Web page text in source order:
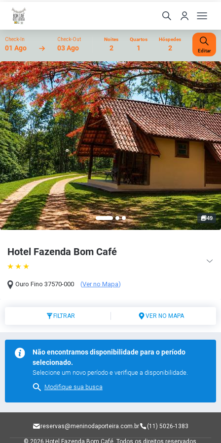
Check-In
01 Ago
Check-Out
03 Ago
Noites
2
Quartos
1
Hóspedes
2 Editar
Hotel Fazenda Bom Café
Ouro Fino 37570-000 (Ver no Mapa)
49
FILTRAR VER NO MAPA
Não encontramos disponibilidade para o período
selecionado.
Selecione um novo período e verifique a disponibilidade.
Modifique sua busca
reservas@meninodaporteira.com.br (11) 5026-1383
© 2026 Hotel Fazenda Bom Café. Todos os direitos reservados.